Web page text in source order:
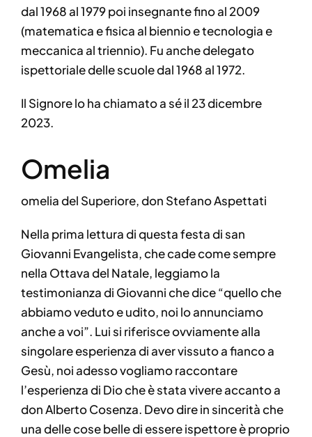
dal 1968 al 1979 poi insegnante fino al 2009
(matematica e fisica al biennio e tecnologia e
meccanica al triennio). Fu anche delegato
ispettoriale delle scuole dal 1968 al 1972.
Il Signore lo ha chiamato a sé il 23 dicembre
2023.
Omelia
omelia del Superiore, don Stefano Aspettati
Nella prima lettura di questa festa di san
Giovanni Evangelista, che cade come sempre
nella Ottava del Natale, leggiamo la
testimonianza di Giovanni che dice “quello che
abbiamo veduto e udito, noi lo annunciamo
anche a voi”. Lui si riferisce ovviamente alla
singolare esperienza di aver vissuto a fianco a
Gesù, noi adesso vogliamo raccontare
l’esperienza di Dio che è stata vivere accanto a
don Alberto Cosenza. Devo dire in sincerità che
una delle cose belle di essere ispettore è proprio